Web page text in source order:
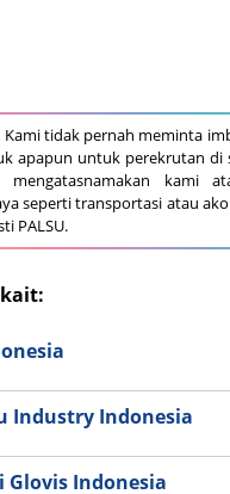
Kami tidak pernah meminta
apapun untuk perekrutan di
mengatasnamakan kami
seperti transportasi atau
PALSU.
Industry Indonesia
Glovis Indonesia